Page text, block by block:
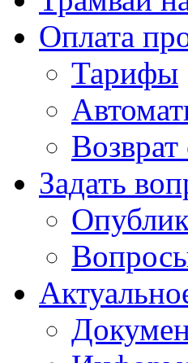
Оплата
Тарифы
Задать